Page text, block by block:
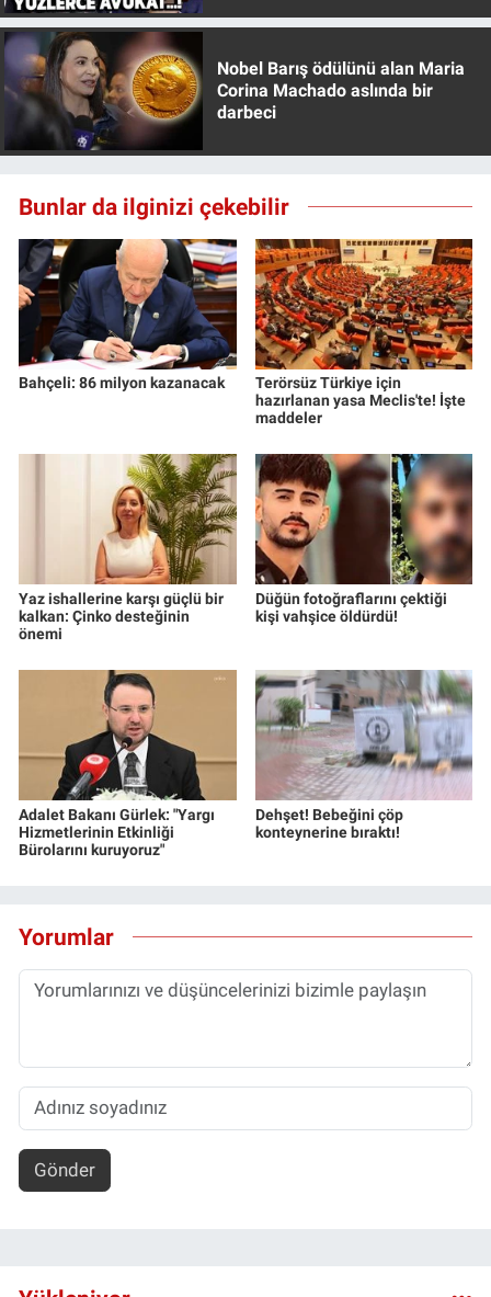
Nobel Barış ödülünü alan Maria
Corina Machado aslında bir
darbeci
Bunlar da ilginizi çekebilir
Bahçeli: 86 milyon kazanacak
Terörsüz Türkiye için
hazırlanan yasa Meclis'te! İşte
maddeler
Yaz ishallerine karşı güçlü bir
kalkan: Çinko desteğinin
önemi
Düğün fotoğraflarını çektiği
kişi vahşice öldürdü!
Adalet Bakanı Gürlek: "Yargı
Hizmetlerinin Etkinliği
Bürolarını kuruyoruz"
Dehşet! Bebeğini çöp
konteynerine bıraktı!
Yorumlar
Gönder